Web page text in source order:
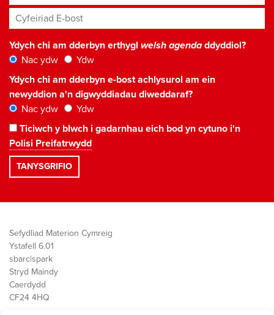
Cyfeiriad E-bost*
Ydych chi am dderbyn erthygl welsh agendaddyddiol?
Nac ydw
Ydw
Ydych chi am dderbyn e-bost achlysurol am ein
newyddion a'n digwyddiadau diweddaraf?
Nac ydw
Ydw
Ticiwch y blwch i gadarnhau eich bod yn cytuno i'n
Polisi Preifatrwydd
Sefydliad Materion Cymreig
Ystafell 6.01
sbarc|spark
Stryd Maindy
Caerdydd
CF24 4HQ